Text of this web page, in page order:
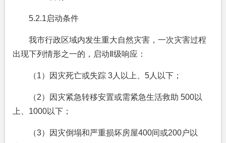
5.2.1 启动条件
我市行政区域内发生重大自然灾害，一次灾害过程
出现下列情形之一的，启动Ⅱ级响应：
（1）因灾死亡或失踪 3人以上、5人以下；
（2）因灾紧急转移安置或需紧急生活救助 500以
上、1000以下；
（3）因灾倒塌和严重损坏房屋400间或200户以